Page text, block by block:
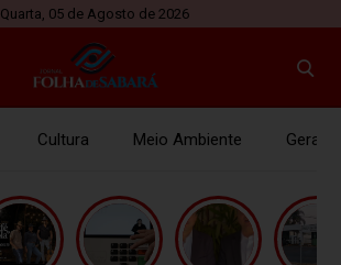
Quarta, 05 de Agosto de 2026
Cultura Meio Ambiente Gerais